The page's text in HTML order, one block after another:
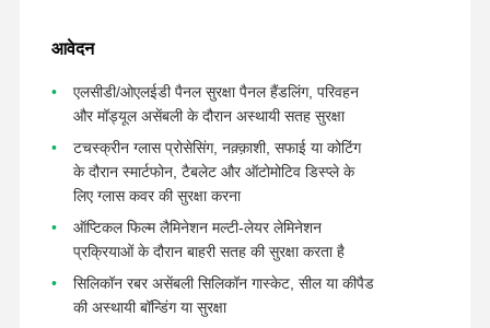
पीईटी टेप
कप्तान टेप
दोतरफा पट्टी
मास्किंग टेप
पीईटी फिल्म
आवेदन
एलसीडी/ओएलईडी पैनल सुरक्षा पैनल हैंडलिंग, परिवहन
और मॉड्यूल असेंबली के दौरान अस्थायी सतह सुरक्षा
टचस्क्रीन ग्लास प्रोसेसिंग, नक़्क़ाशी, सफाई या कोटिंग
के दौरान स्मार्टफोन, टैबलेट और ऑटोमोटिव डिस्प्ले के
लिए ग्लास कवर की सुरक्षा करना
ऑप्टिकल फिल्म लैमिनेशन मल्टी-लेयर लेमिनेशन
प्रक्रियाओं के दौरान बाहरी सतह की सुरक्षा करता है
सिलिकॉन रबर असेंबली सिलिकॉन गास्केट, सील या कीपैड
की अस्थायी बॉन्डिंग या सुरक्षा